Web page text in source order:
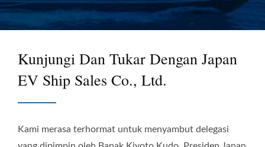
Kunjungi Dan Tukar Dengan Japan
EV Ship Sales Co., Ltd.
Kami merasa terhormat untuk menyambut delegasi